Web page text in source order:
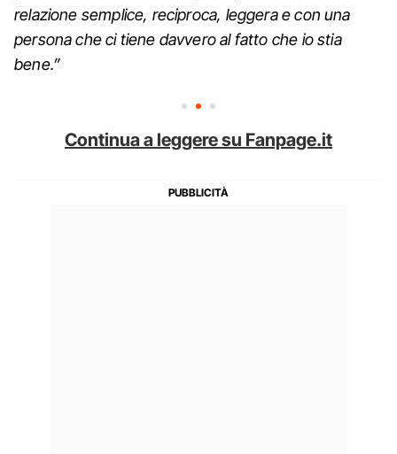
relazione semplice, reciproca, leggera e con una
persona che ci tiene davvero al fatto che io stia
bene.”
Continua a leggere su Fanpage.it